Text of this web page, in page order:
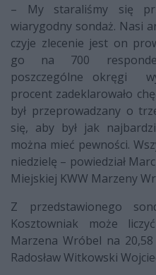
– My staraliśmy się
wiarygodny sondaż. Nasi
czyje zlecenie jest on
go na 700
poszczególne okręgi
procent zadeklarowało
był przeprowadzany o
się, aby był jak
można mieć pewności.
niedzielę – powiedział
Miejskiej KWW Marzeny
Z przedstawionego
Kosztowniak może
Marzena Wróbel na
Radosław Witkowski